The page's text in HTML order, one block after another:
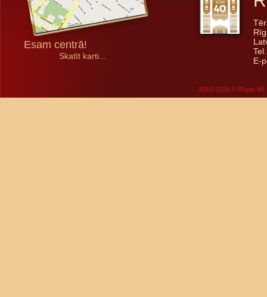
Esam centrā!
Skatīt karti...
E-
2010-2026 © Rīgas